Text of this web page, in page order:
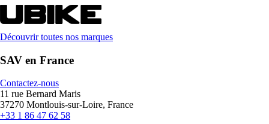
Découvrir toutes nos marques
SAV en France
Contactez-nous
11 rue Bernard Maris
37270 Montlouis-sur-Loire, France
+33 1 86 47 62 58